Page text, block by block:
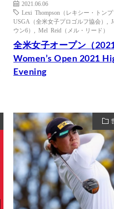
2021.06.06
Lexi Thompson（レキシー・トンプ
USGA（全米女子プロゴルフ協会）
ウン6）
,Mel Reid（メル・リード）
全米女子オープン（
Women’s Open 2021
Evening